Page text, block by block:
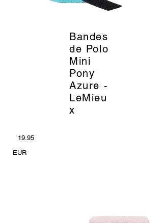
Bandes
de Polo
Mini
Pony
Azure -
LeMieu
x
_
19.95
EUR